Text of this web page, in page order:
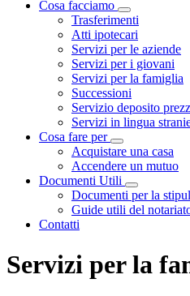
Cosa facciamo
Visualizza
Trasferimenti
Atti ipotecari
Servizi per le aziende
Servizi per i giovani
Servizi per la famiglia
Successioni
Servizio deposito
Servizi in lingua
Cosa fare per
Visualizza
Acquistare una casa
Accendere un mutuo
Documenti Utili
Visualizza
Documenti per la
Guide utili del
Contatti
Servizi per la